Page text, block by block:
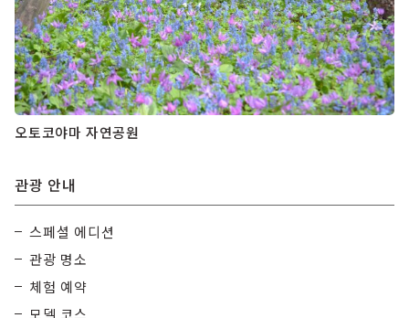
오토코야마 자연공원
관광 안내
스페셜 에디션
관광 명소
체험 예약
모델 코스